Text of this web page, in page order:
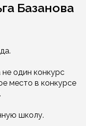
Базанова
один конкурс
место в конкурсе
школу.